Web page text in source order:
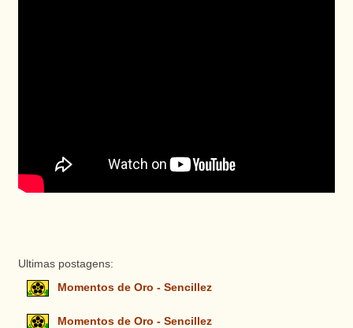
Ultimas postagens:
Momentos de Oro - Sencillez
Momentos de Oro - Sencillez